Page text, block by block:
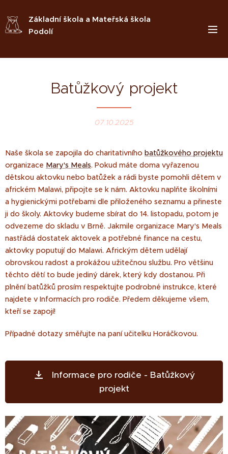
Základní škola a Mateřská škola
Podolí
Batůžkový projekt
07.10.2025
Naše škola se zapojila do charitativního batůžkového projektu
organizace Mary's Meals. Pokud máte doma vyřazenou
dětskou aktovku nebo batůžek a rádi byste pomohli dětem v
africkém Malawi, připojte se k nám. Aktovku naplňte školními
a hygienickými potřebami dle přiloženého seznamu a přineste
ji do školy. Aktovky budeme sbírat do 14. listopadu, potom je
odvezeme do skladu v Brně. Jakmile organizace Mary's Meals
nastřádá dostatek aktovek a potřebné finance na cestu,
aktovky poputují do Malawi. Africkým dětem udělají
obrovskou radost a prokážou užitečnou službu. Pro většinu
těchto dětí to bude jediný dárek, který kdy dostanou. Při
plnění batůžků prosím respektujte podrobné instrukce, které
najdete v Informacích pro rodiče. Předem děkujeme všem,
kteří se zapojí!
Případné dotazy směřujte na paní učitelku Horáčkovou.
Informace pro rodiče - Batůžkový
projekt